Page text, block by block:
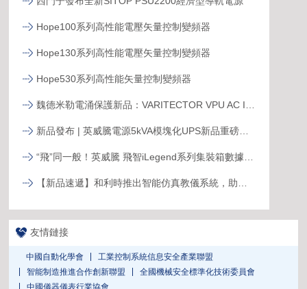
Hope100系列高性能電壓矢量控制變頻器
Hope130系列高性能電壓矢量控制變頻器
Hope530系列高性能矢量控制變頻器
友情鏈接
中國自動化學會
工業控制系統信息安全產業聯盟
智能制造推進合作創新聯盟
全國機械安全標準化技術委員會
中國儀器儀表行業協會